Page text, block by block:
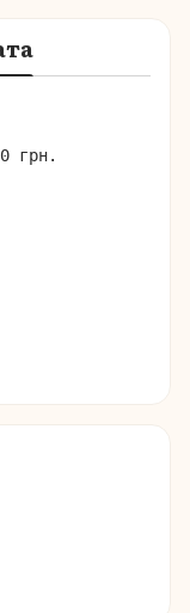
грн.